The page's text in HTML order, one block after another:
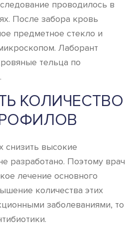
проводилось в
После забора кровь
предметное стекло и
Лаборант
тельца по
КОЛИЧЕСТВО
снизить высокие
разработано. Поэтому врач
лечение основного
количества этих
заболеваниями, то